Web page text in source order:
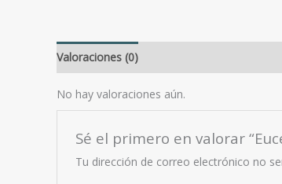
Valoraciones (0)
No hay valoraciones aún.
Sé el primero en valorar
Tu dirección de correo electrónico no